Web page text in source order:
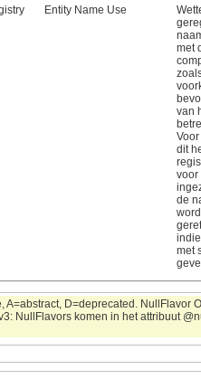
Entity Name Use
met
van
dit
voor
de
met
A=abstract, D=deprecated. NullFlavor
NullFlavors komen in het attribuut